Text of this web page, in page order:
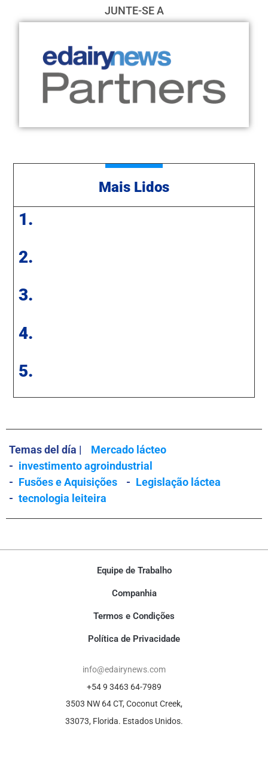
JUNTE-SE A
Mais Lidos
1.
2.
3.
4.
5.
Temas del día |
Mercado lácteo
- investimento agroindustrial
- Fusões e Aquisições - Legislação láctea
- tecnologia leiteira
Equipe de Trabalho
Companhia
Termos e Condições
Política de Privacidade
info@edairynews.com
+54 9 3463 64-7989
3503 NW 64 CT, Coconut Creek,
33073, Florida. Estados Unidos.